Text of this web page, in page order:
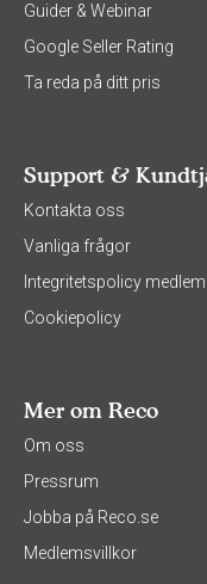
Guider & Webinar
Google Seller Rating
Ta reda på ditt pris
Support &
Kontakta oss
Vanliga frågor
Integritetspolicy
Cookiepolicy
Mer om Reco
Om oss
Pressrum
Jobba på Reco.se
Medlemsvillkor